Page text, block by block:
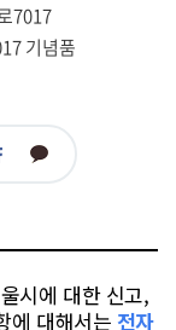
7017
기념품
카
시에 대한 신고,
에 대해서는 전자